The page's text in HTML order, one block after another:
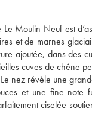
Moulin Neuf est
et de marnes
ajoutée, dans des
cuves de chêne
nez révèle une
et une fine
ciselée